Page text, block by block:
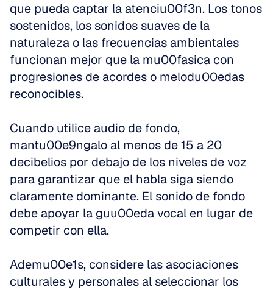
que pueda captar la atenciu00f3n. Los tonos
sostenidos, los sonidos suaves de la
naturaleza o las frecuencias ambientales
funcionan mejor que la mu00fasica con
progresiones de acordes o melodu00edas
reconocibles.
Cuando utilice audio de fondo,
mantu00e9ngalo al menos de 15 a 20
decibelios por debajo de los niveles de voz
para garantizar que el habla siga siendo
claramente dominante. El sonido de fondo
debe apoyar la guu00eda vocal en lugar de
competir con ella.
Ademu00e1s, considere las asociaciones
culturales y personales al seleccionar los